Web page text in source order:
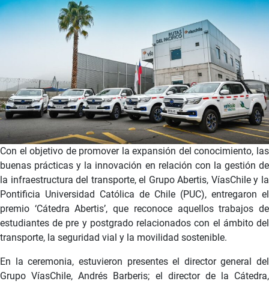
Con el objetivo de promover la expansión del conocimiento, las
buenas prácticas y la innovación en relación con la gestión de
la infraestructura del transporte, el Grupo Abertis, VíasChile y la
Pontificia Universidad Católica de Chile (PUC), entregaron el
premio ‘Cátedra Abertis’, que reconoce aquellos trabajos de
estudiantes de pre y postgrado relacionados con el ámbito del
transporte, la seguridad vial y la movilidad sostenible.
En la ceremonia, estuvieron presentes el director general del
Grupo VíasChile, Andrés Barberis; el director de la Cátedra,